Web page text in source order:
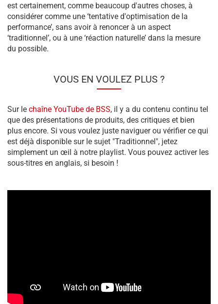
est certainement, comme beaucoup d'autres choses, à
considérer comme une ‘tentative d'optimisation de la
performance’, sans avoir à renoncer à un aspect
‘traditionnel’, ou à une ‘réaction naturelle’ dans la mesure
du possible.
VOUS EN VOULEZ PLUS ?
Sur le chaîne YouTube de BSS, il y a du contenu continu tel
que des présentations de produits, des critiques et bien
plus encore. Si vous voulez juste naviguer ou vérifier ce qui
est déjà disponible sur le sujet "Traditionnel", jetez
simplement un œil à notre playlist. Vous pouvez activer les
sous-titres en anglais, si besoin !